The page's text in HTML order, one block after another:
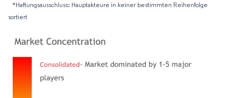
*Haftungsausschluss: Hauptakteure in keiner bestimmten Reihenfolge
sortiert